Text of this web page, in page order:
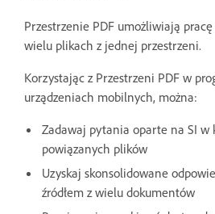
Przestrzenie PDF umożliwiają
wielu plikach z jednej przestrzeni.
Korzystając z Przestrzeni PDF w
urządzeniach mobilnych, można:
Zadawaj pytania oparte na SI w
powiązanych plików
Uzyskaj skonsolidowane
źródłem z wielu dokumentów